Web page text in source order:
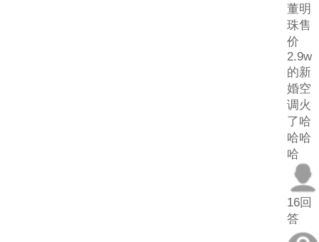
董明
珠售
价
2.9w
的新
婚空
调火
了哈
哈哈
哈
16回
答